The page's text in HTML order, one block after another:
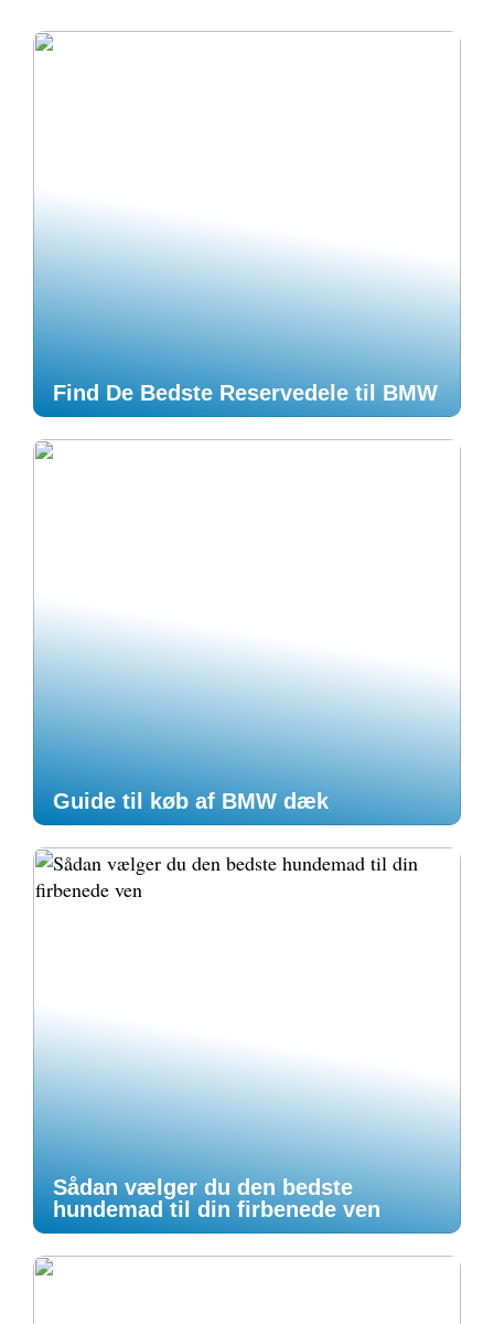
Find De Bedste Reservedele til BMW
Guide til køb af BMW dæk
Sådan vælger du den bedste
hundemad til din firbenede ven